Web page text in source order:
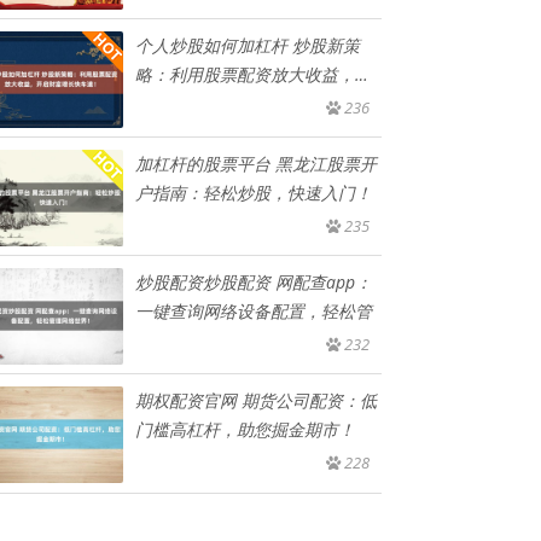
个人炒股如何加杠杆 炒股新策
略：利用股票配资放大收益，开
236
加杠杆的股票平台 黑龙江股票开
户指南：轻松炒股，快速入门！
235
炒股配资炒股配资 网配查app：
一键查询网络设备配置，轻松管
232
期权配资官网 期货公司配资：低
门槛高杠杆，助您掘金期市！
228